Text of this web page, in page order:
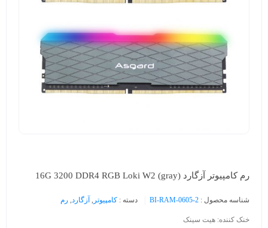
رم کامپیوتر آزگارد (gray) 16G 3200 DDR4 RGB Loki W2
شناسه محصول : BI-RAM-0605-2 دسته : کامپیوتر , آزگارد, رم
خنک کننده: هیت سینک